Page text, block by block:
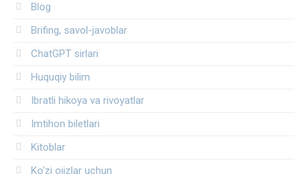
Blog
Brifing, savol-javoblar
ChatGPT sirlari
Huquqiy bilim
Ibratli hikoya va rivoyatlar
Imtihon biletlari
Kitoblar
Ko‘zi ojizlar uchun